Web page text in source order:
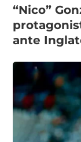
“Nico”
ante